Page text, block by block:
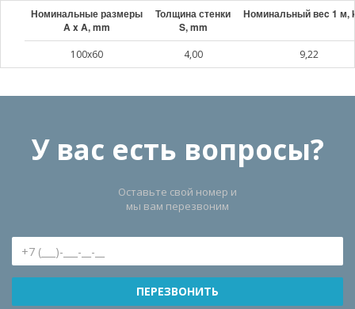
Номинальные размеры
A x A, mm
Толщина стенки
S, mm
Номинальный веc 1 м,
100x60 4,00 9,22
У вас есть вопросы?
Оставьте свой номер и
мы вам перезвоним